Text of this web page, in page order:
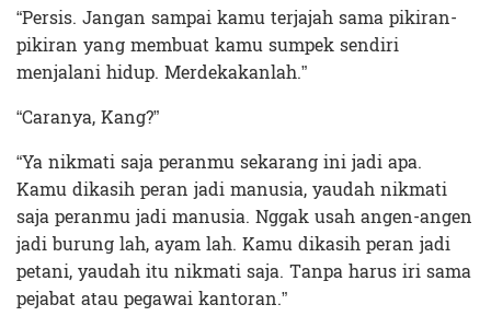
“Persis. Jangan sampai kamu terjajah sama pikiran-
pikiran yang membuat kamu sumpek sendiri
menjalani hidup. Merdekakanlah.”
“Caranya, Kang?”
“Ya nikmati saja peranmu sekarang ini jadi apa.
Kamu dikasih peran jadi manusia, yaudah nikmati
saja peranmu jadi manusia. Nggak usah angen-angen
jadi burung lah, ayam lah. Kamu dikasih peran jadi
petani, yaudah itu nikmati saja. Tanpa harus iri sama
pejabat atau pegawai kantoran.”